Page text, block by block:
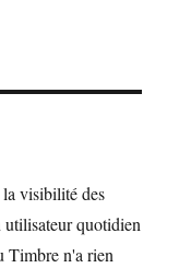
visibilité des
utilisateur quotidien
Timbre n'a rien